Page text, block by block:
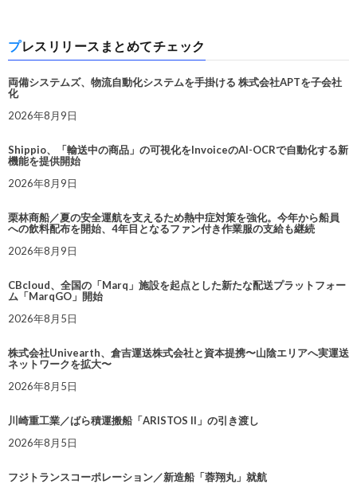
プレスリリースまとめてチェック
両備システムズ、物流自動化システムを手掛ける 株式会社APTを子会社
化
2026年8月9日
Shippio、「輸送中の商品」の可視化をInvoiceのAI-OCRで自動化する新
機能を提供開始
2026年8月9日
栗林商船／夏の安全運航を支えるため熱中症対策を強化。今年から船員
への飲料配布を開始、4年目となるファン付き作業服の支給も継続
2026年8月9日
CBcloud、全国の「Marq」施設を起点とした新たな配送プラットフォー
ム「MarqGO」開始
2026年8月5日
株式会社Univearth、倉吉運送株式会社と資本提携〜山陰エリアへ実運送
ネットワークを拡大〜
2026年8月5日
川崎重工業／ばら積運搬船「ARISTOS II」の引き渡し
2026年8月5日
フジトランスコーポレーション／新造船「蓉翔丸」就航